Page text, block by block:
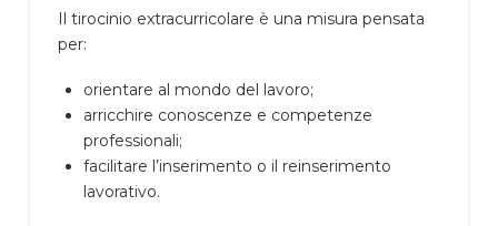
Il tirocinio extracurricolare è una misura pensata
per:
orientare al mondo del lavoro;
arricchire conoscenze e competenze
professionali;
facilitare l’inserimento o il reinserimento
lavorativo.